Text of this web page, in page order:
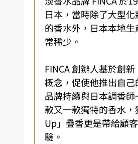
日本，當時除了大型
的香水外，日本本地
常稀少。
FINCA 創辦人基於創
概念，促使他推出自己
品牌持續與日本調香
款又一款獨特的香水
Up」疊香更是帶給顧
驗。